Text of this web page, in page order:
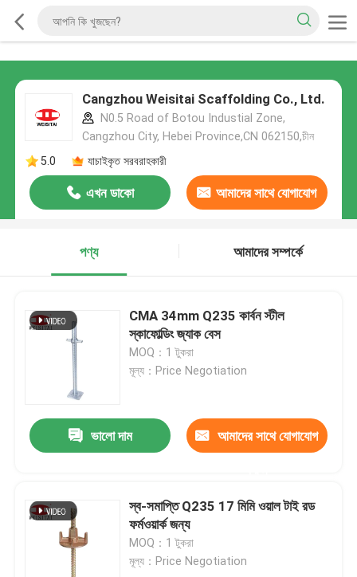
Cangzhou Weisitai Scaffolding Co., Ltd.
N0.5 Road of Botou Industial Zone,
Cangzhou City, Hebei Province,CN 062150,চীন
5.0
যাচাইকৃত সরবরাহকারী
এখন ডাকো আমাদের সাথে যোগাযোগ
পণ্য
আমাদের সম্পর্কে
CMA 34mm Q235 কার্বন স্টীল
স্কাফোল্ডিং জ্যাক বেস
MOQ：1 টুকরা
মূল্য：Price Negotiation
ভালো দাম আমাদের সাথে যোগাযোগ
স্ব-সমাপ্তি Q235 17 মিমি ওয়াল টাই রড
ফর্মওয়ার্ক জন্য
MOQ：1 টুকরা
মূল্য：Price Negotiation